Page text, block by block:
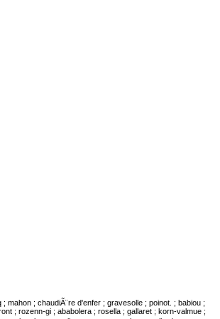
; chaudiÃ¨re d'enfer ; gravesolle ; poinot. ; babiou ;
; rozenn-gi ; ababolera ; rosella ; gallaret ; korn-valmue ;